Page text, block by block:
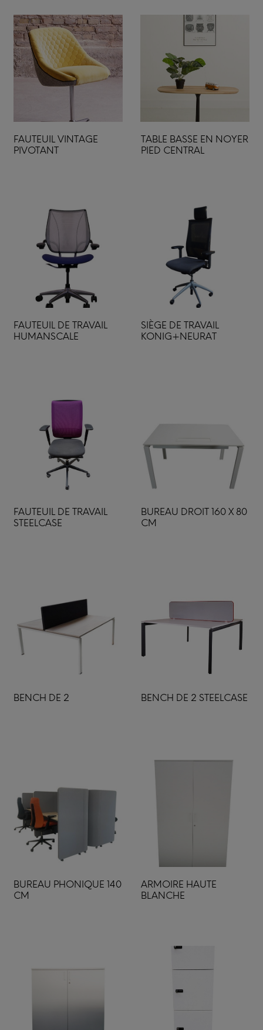
FAUTEUIL VINTAGE
PIVOTANT
TABLE BASSE EN NOYER
PIED CENTRAL
FAUTEUIL DE TRAVAIL
HUMANSCALE
SIÈGE DE TRAVAIL
KONIG+NEURAT
FAUTEUIL DE TRAVAIL
STEELCASE
BUREAU DROIT 160 X 80
CM
BENCH DE 2 BENCH DE 2 STEELCASE
BUREAU PHONIQUE 140
CM
ARMOIRE HAUTE
BLANCHE